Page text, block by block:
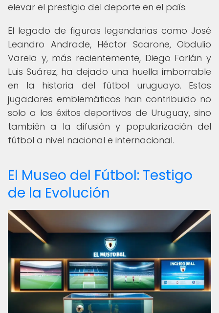
elevar el prestigio del deporte en el país.
El legado de figuras legendarias como José
Leandro Andrade, Héctor Scarone, Obdulio
Varela y, más recientemente, Diego Forlán y
Luis Suárez, ha dejado una huella imborrable
en la historia del fútbol uruguayo. Estos
jugadores emblemáticos han contribuido no
solo a los éxitos deportivos de Uruguay, sino
también a la difusión y popularización del
fútbol a nivel nacional e internacional.
El Museo del Fútbol: Testigo
de la Evolución